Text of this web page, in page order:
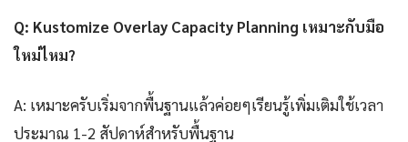
Q: Kustomize Overlay Capacity Planning เหมาะกับมือ
ใหม่ไหม?
A: เหมาะครับเริ่มจากพื้นฐานแล้วค่อยๆเรียนรู้เพิ่มเติมใช้เวลา
ประมาณ 1-2 สัปดาห์สำหรับพื้นฐาน